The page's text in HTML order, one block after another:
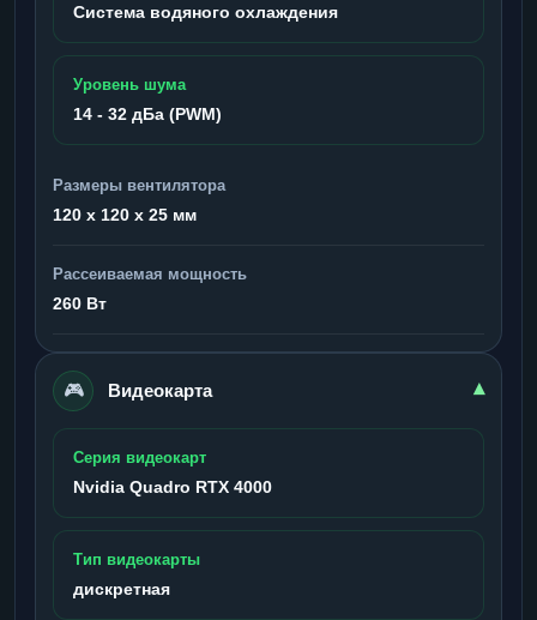
Система водяного охлаждения
Уровень шума
14 - 32 дБа (PWM)
Размеры вентилятора
120 x 120 x 25 мм
Рассеиваемая мощность
260 Вт
🎮 Видеокарта ▾
Серия видеокарт
Nvidia Quadro RTX 4000
Тип видеокарты
дискретная